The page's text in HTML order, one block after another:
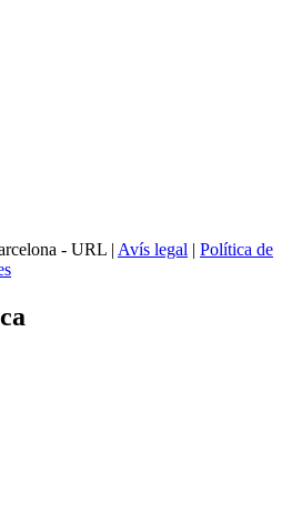
- URL | Avís legal | Política de